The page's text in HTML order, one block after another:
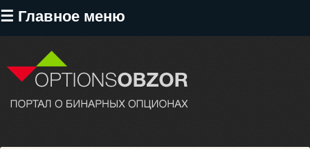
☰ Главное меню
Перейти
содержанию